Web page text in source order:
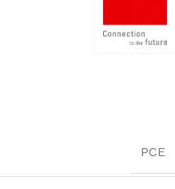
PCE